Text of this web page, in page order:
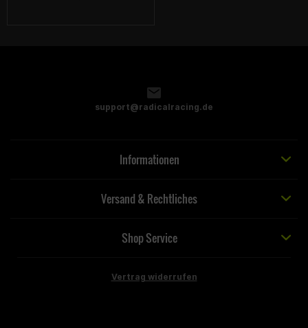
support@radicalracing.de
Informationen
Versand & Rechtliches
Shop Service
Vertrag widerrufen